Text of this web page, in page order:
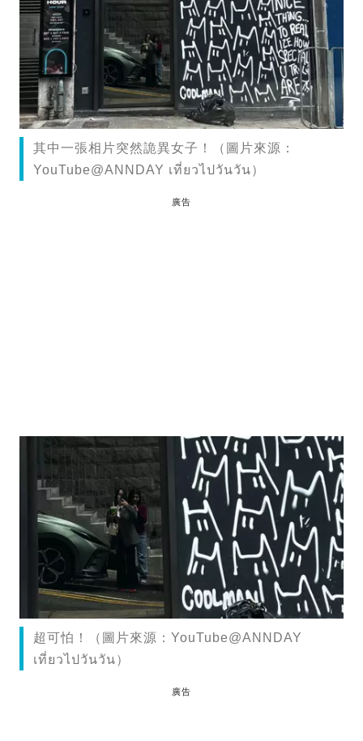
其中一張相片突然詭異女子！（圖片來源：
YouTube@ANNDAY เที่ยวไปวันวัน）
廣告
超可怕！（圖片來源：YouTube@ANNDAY
เที่ยวไปวันวัน）
廣告